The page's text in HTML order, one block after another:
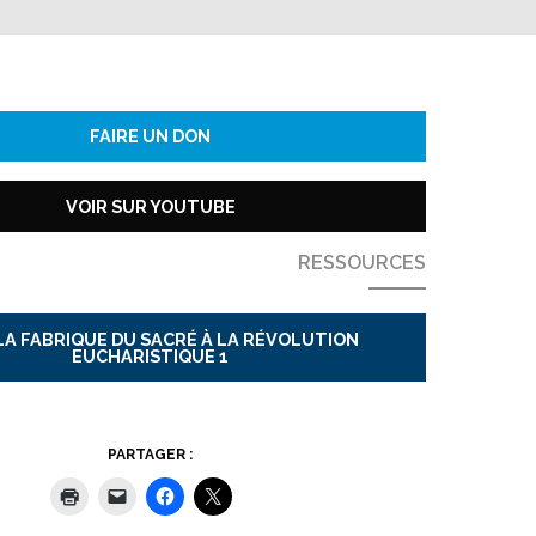
FAIRE UN DON
VOIR SUR YOUTUBE
RESSOURCES
FABRIQUE DU SACRÉ À LA RÉVOLUTION
EUCHARISTIQUE 1
PARTAGER :